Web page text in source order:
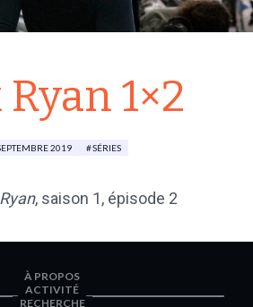
Ryan 1×2
2019 SÉRIES
, saison 1, épisode 2
À PROPOS
ACTIVITÉ
RECHERCHE